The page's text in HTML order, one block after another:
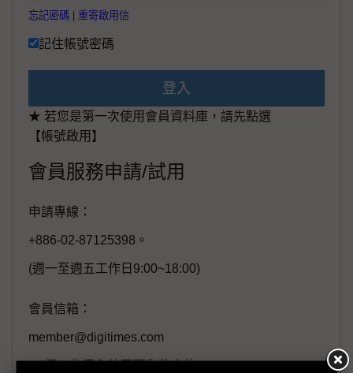
忘記密碼 重寄啟用信
記住帳號密碼
登入
★ 若您是第一次使用會員資料庫，請先點選
【帳號啟用】
會員服務申請/試用
申請專線：
+886-02-87125398。
(週一至週五工作日9:00~18:00)
會員信箱：
member@digitimes.com
(一個工作日內將回覆您的來信)